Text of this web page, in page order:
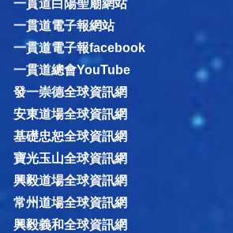
一貫道白陽聖廟網站
一貫道電子報網站
一貫道電子報facebook
一貫道總會YouTube
發一崇德全球資訊網
安東道場全球資訊網
基礎忠恕全球資訊網
寶光玉山全球資訊網
興毅道場全球資訊網
常州道場全球資訊網
興毅義和全球資訊網